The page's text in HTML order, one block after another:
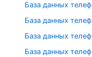
База данных
База данных
База данных
База данных